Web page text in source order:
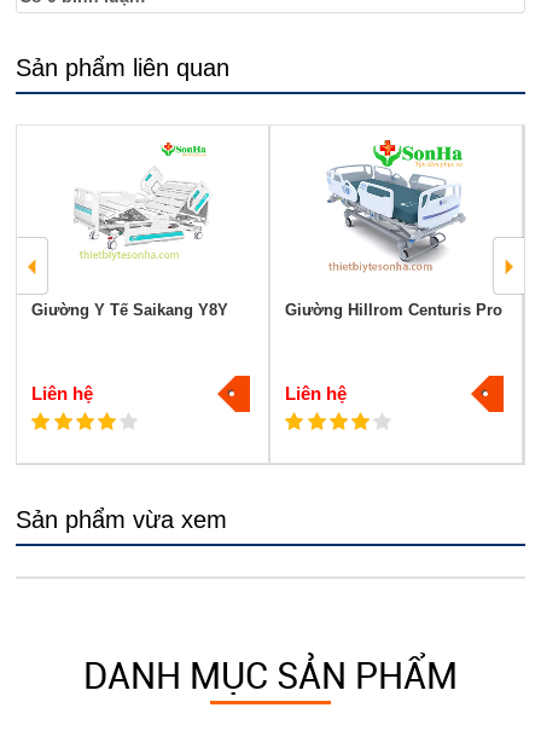
Sản phẩm liên quan
Giường Y Tế Saikang Y8Y
Liên hệ
Giường Hillrom Centuris Pro
Liên hệ
Sản phẩm vừa xem
DANH MỤC SẢN PHẨM